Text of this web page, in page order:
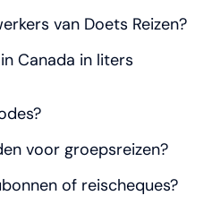
van Doets Reizen?
Canada in liters
voor groepsreizen?
of reischeques?